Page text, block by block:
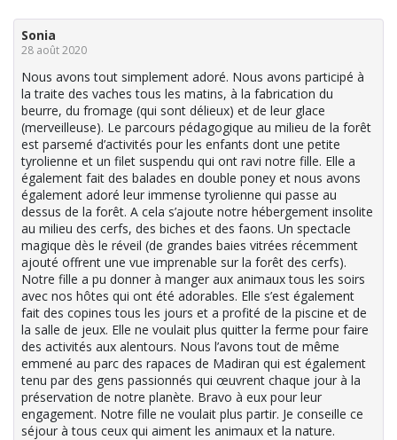
Sonia
28 août 2020
Nous avons tout simplement adoré. Nous avons participé à
la traite des vaches tous les matins, à la fabrication du
beurre, du fromage (qui sont délieux) et de leur glace
(merveilleuse). Le parcours pédagogique au milieu de la forêt
est parsemé d’activités pour les enfants dont une petite
tyrolienne et un filet suspendu qui ont ravi notre fille. Elle a
également fait des balades en double poney et nous avons
également adoré leur immense tyrolienne qui passe au
dessus de la forêt. A cela s’ajoute notre hébergement insolite
au milieu des cerfs, des biches et des faons. Un spectacle
magique dès le réveil (de grandes baies vitrées récemment
ajouté offrent une vue imprenable sur la forêt des cerfs).
Notre fille a pu donner à manger aux animaux tous les soirs
avec nos hôtes qui ont été adorables. Elle s’est également
fait des copines tous les jours et a profité de la piscine et de
la salle de jeux. Elle ne voulait plus quitter la ferme pour faire
des activités aux alentours. Nous l’avons tout de même
emmené au parc des rapaces de Madiran qui est également
tenu par des gens passionnés qui œuvrent chaque jour à la
préservation de notre planète. Bravo à eux pour leur
engagement. Notre fille ne voulait plus partir. Je conseille ce
séjour à tous ceux qui aiment les animaux et la nature.